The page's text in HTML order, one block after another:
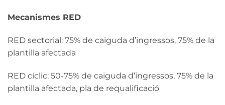
Mecanismes RED
RED sectorial: 75% de caiguda d’ingressos, 75% de la
plantilla afectada
RED cíclic: 50-75% de caiguda d’ingressos, 75% de la
plantilla afectada, pla de requalificació